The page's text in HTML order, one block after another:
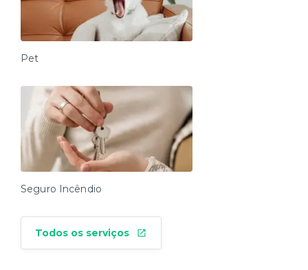
Pet
Seguro Incêndio
Todos os serviços